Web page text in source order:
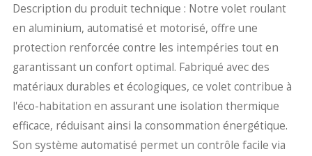
Description du produit technique : Notre volet roulant
en aluminium, automatisé et motorisé, offre une
protection renforcée contre les intempéries tout en
garantissant un confort optimal. Fabriqué avec des
matériaux durables et écologiques, ce volet contribue à
l'éco-habitation en assurant une isolation thermique
efficace, réduisant ainsi la consommation énergétique.
Son système automatisé permet un contrôle facile via